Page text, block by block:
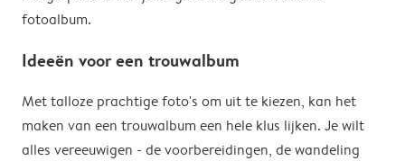
fotoalbum.
Ideeën voor een trouwalbum
Met talloze prachtige foto's om uit te kiezen, kan het
maken van een trouwalbum een hele klus lijken. Je wilt
alles vereeuwigen - de voorbereidingen, de wandeling